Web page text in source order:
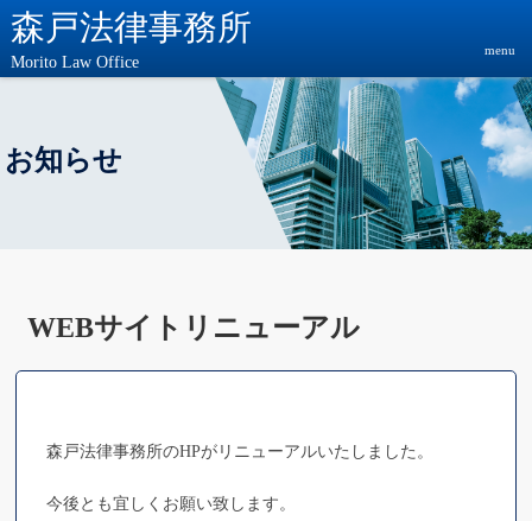
森戸法律事務所
Morito Law Office
menu
お知らせ
WEBサイトリニューアル
森戸法律事務所のHPがリニューアルいたしました。
今後とも宜しくお願い致します。